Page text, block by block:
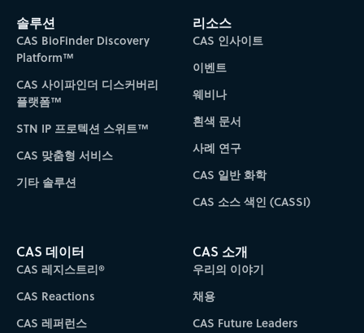
솔루션
CAS BioFinder Discovery
Platform™
CAS 사이파인더 디스커버리
플랫폼™
STN IP 프로텍션 스위트™
CAS 맞춤형 서비스
기타 솔루션
리소스
CAS 인사이트
이벤트
웨비나
흰색 문서
사례 연구
CAS 일반 화학
CAS 소스 색인 (CASSI)
CAS 데이터
CAS 레지스트리®
CAS Reactions
CAS 레퍼런스
CAS 소개
우리의 이야기
채용
CAS Future Leaders